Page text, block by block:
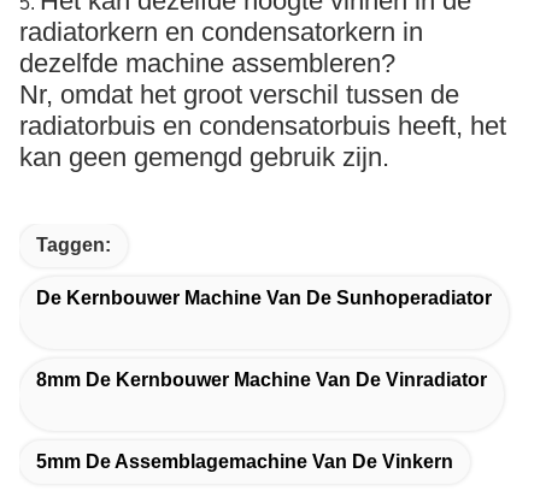
radiatorkern en condensatorkern in
dezelfde machine assembleren?
Nr, omdat het groot verschil tussen de
radiatorbuis en condensatorbuis heeft, het
kan geen gemengd gebruik zijn.
Taggen:
De Kernbouwer Machine Van De Sunhoperadiator
8mm De Kernbouwer Machine Van De Vinradiator
5mm De Assemblagemachine Van De Vinkern